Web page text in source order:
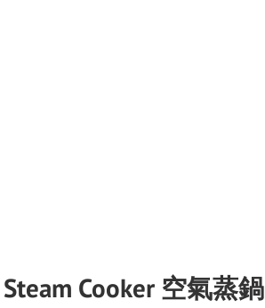
Cooker 空氣蒸鍋